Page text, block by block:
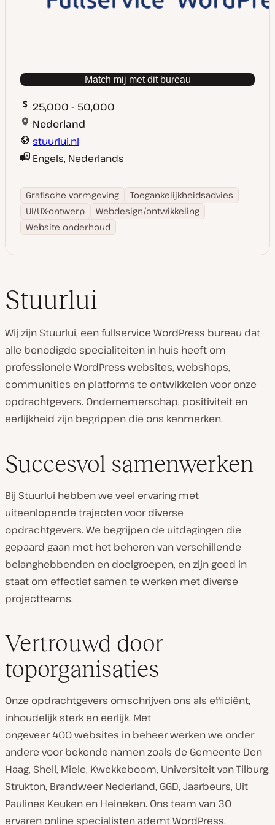
Match mij met dit bureau
25,000 - 50,000
Nederland
stuurlui.nl
Engels, Nederlands
Grafische vormgeving
Toegankelijkheidsadvies
UI/UX-ontwerp
Webdesign/ontwikkeling
Website onderhoud
Stuurlui
Wij zijn Stuurlui, een fullservice WordPress bureau dat
alle benodigde specialiteiten in huis heeft om
professionele WordPress websites, webshops,
communities en platforms te ontwikkelen voor onze
opdrachtgevers. Ondernemerschap, positiviteit en
eerlijkheid zijn begrippen die ons kenmerken.
Succesvol samenwerken
Bij Stuurlui hebben we veel ervaring met
uiteenlopende trajecten voor diverse
opdrachtgevers. We begrijpen de uitdagingen die
gepaard gaan met het beheren van verschillende
belanghebbenden en doelgroepen, en zijn goed in
staat om effectief samen te werken met diverse
projectteams.
Vertrouwd door
toporganisaties
Onze opdrachtgevers omschrijven ons als efficiënt,
inhoudelijk sterk en eerlijk. Met
ongeveer 400 websites in beheer werken we onder
andere voor bekende namen zoals de Gemeente Den
Haag, Shell, Miele, Kwekkeboom, Universiteit van Tilburg,
Strukton, Brandweer Nederland, GGD, Jaarbeurs, Uit
Paulines Keuken en Heineken. Ons team van 30
ervaren online specialisten ademt WordPress.